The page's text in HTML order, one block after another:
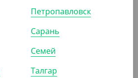
Петропавловск
Сарань
Семей
Талгар